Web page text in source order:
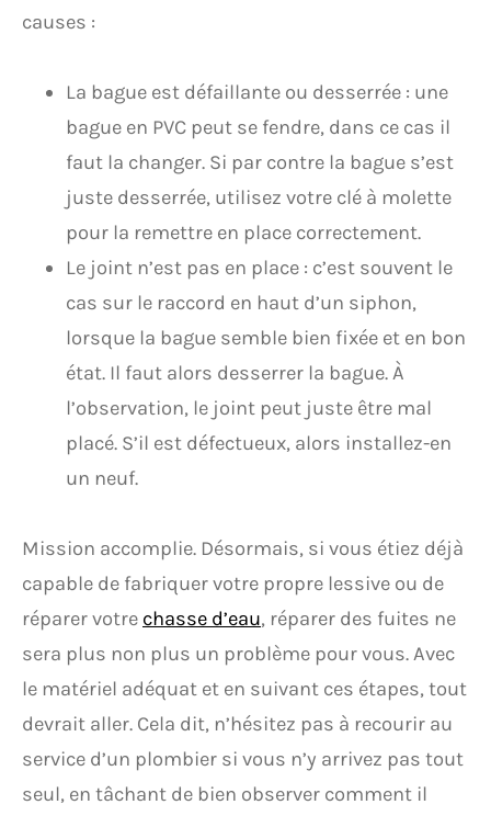
causes :
La bague est défaillante ou desserrée : une
bague en PVC peut se fendre, dans ce cas il
faut la changer. Si par contre la bague s’est
juste desserrée, utilisez votre clé à molette
pour la remettre en place correctement.
Le joint n’est pas en place : c’est souvent le
cas sur le raccord en haut d’un siphon,
lorsque la bague semble bien fixée et en bon
état. Il faut alors desserrer la bague. À
l’observation, le joint peut juste être mal
placé. S’il est défectueux, alors installez-en
un neuf.
Mission accomplie. Désormais, si vous étiez déjà
capable de fabriquer votre propre lessive ou de
réparer votre chasse d’eau, réparer des fuites ne
sera plus non plus un problème pour vous. Avec
le matériel adéquat et en suivant ces étapes, tout
devrait aller. Cela dit, n’hésitez pas à recourir au
service d’un plombier si vous n’y arrivez pas tout
seul, en tâchant de bien observer comment il